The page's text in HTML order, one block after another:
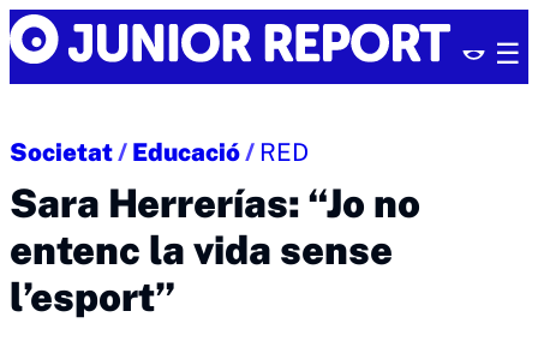
Skip
to
content
Junior
Report
Societat/ Educació/ RED
Sara Herrerías: “Jo no
entenc la vida sense
l’esport”